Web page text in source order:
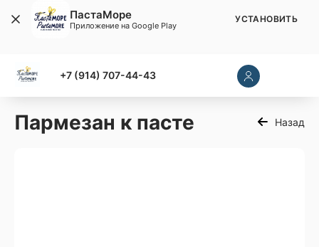
+7 (914) 707-44-43
Пармезан к пасте Назад
ПастаМоре
Приложение на Google Play
УСТАНОВИТЬ